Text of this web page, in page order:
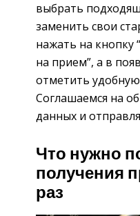
выбрать
заменить свои
нажать на кнопку
на прием”, а в
отметить
Соглашаемся на
данных и
Что нужно
получения
раз